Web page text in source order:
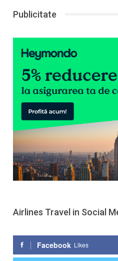
Publicitate
Airlines Travel in Social
Facebook Likes